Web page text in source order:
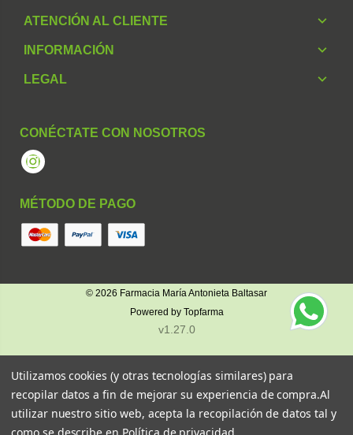
ATENCIÓN AL CLIENTE
INFORMACIÓN
LEGAL
CONÉCTATE CON NOSOTROS
Instagram
MÉTODO DE PAGO
© 2026 Farmacia María Antonieta Baltasar
Powered by Topfarma
v1.27.0
Utilizamos cookies (y otras tecnologías similares) para
recopilar datos a fin de mejorar su experiencia de compra.Al
utilizar nuestro sitio web, acepta la recopilación de datos tal y